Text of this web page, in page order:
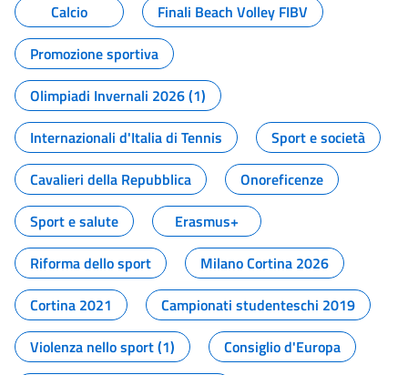
Calcio
Finali Beach Volley FIBV
Promozione sportiva
Olimpiadi Invernali 2026 (1)
Internazionali d'Italia di Tennis
Sport e società
Cavalieri della Repubblica
Onoreficenze
Sport e salute
Erasmus+
Riforma dello sport
Milano Cortina 2026
Cortina 2021
Campionati studenteschi 2019
Violenza nello sport (1)
Consiglio d'Europa